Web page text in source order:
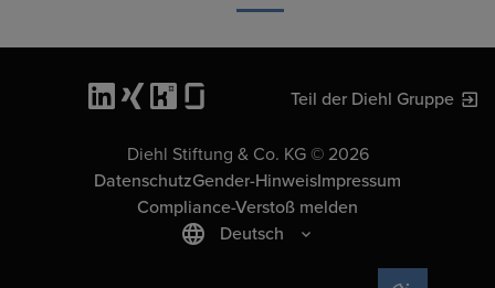
Teil der Diehl Gruppe
Diehl Stiftung & Co. KG © 2026
DatenschutzGender-HinweisImpressum
Compliance-Verstoß melden
Deutsch